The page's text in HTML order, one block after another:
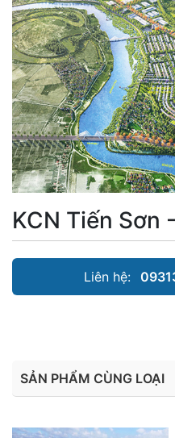
KCN Tiến Sơn
Liên hệ:
SẢN PHẨM CÙNG LOẠI